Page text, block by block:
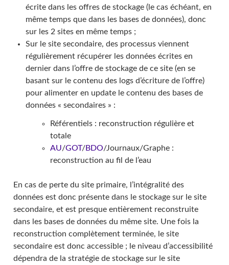
écrite dans les offres de stockage (le cas échéant, en
même temps que dans les bases de données), donc
sur les 2 sites en même temps ;
Sur le site secondaire, des processus viennent
régulièrement récupérer les données écrites en
dernier dans l’offre de stockage de ce site (en se
basant sur le contenu des logs d’écriture de l’offre)
pour alimenter en update le contenu des bases de
données « secondaires » :
Référentiels : reconstruction régulière et
totale
AU/GOT/BDO/Journaux/Graphe :
reconstruction au fil de l’eau
En cas de perte du site primaire, l’intégralité des
données est donc présente dans le stockage sur le site
secondaire, et est presque entièrement reconstruite
dans les bases de données du même site. Une fois la
reconstruction complètement terminée, le site
secondaire est donc accessible ; le niveau d’accessibilité
dépendra de la stratégie de stockage sur le site